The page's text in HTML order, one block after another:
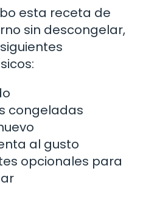
esta receta de
sin descongelar,
congeladas
al gusto
opcionales para